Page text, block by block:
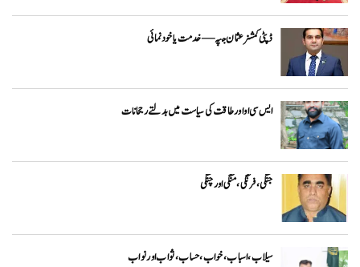
ڈپٹی کمشنر عثمان جپہ — خدمت یا خودنمائی
ایس سی او اور طاقت کی سیاست میں بدلتے رجحانات
جنگی، فرنگی ، منگی اور چنگی
سیلاب، اسباب ،خواب ، حساب ، ثواب اور نواب